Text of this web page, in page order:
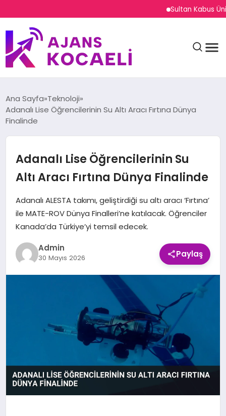
Sultan Kabus
GÜNDEM
DÜNYA
EĞITIM
SAĞLIK
Ana Sayfa Teknoloji
Adanalı Lise Öğrencilerinin Su Altı Aracı Fırtına Dünya
Finalinde
Adanalı Lise Öğrencilerinin Su
Altı Aracı Fırtına Dünya Finalinde
Adanalı ALESTA takımı, geliştirdiği su altı aracı ‘Fırtına’
ile MATE-ROV Dünya Finalleri’ne katılacak. Öğrenciler
Kanada’da Türkiye’yi temsil edecek.
Admin
30 Mayıs 2026 Paylaş